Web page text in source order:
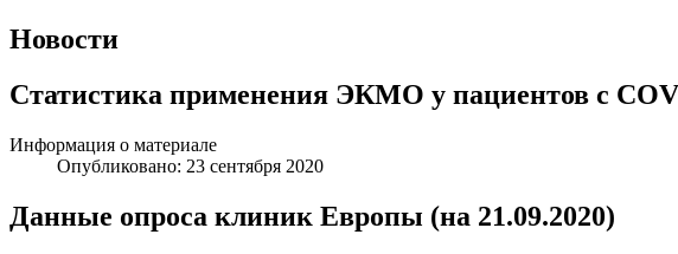
Новости
Статистика применения ЭКМО у пациентов с
Информация о материале
Опубликовано: 23 сентября 2020
Данные опроса клиник Европы (на 21.09.2020)